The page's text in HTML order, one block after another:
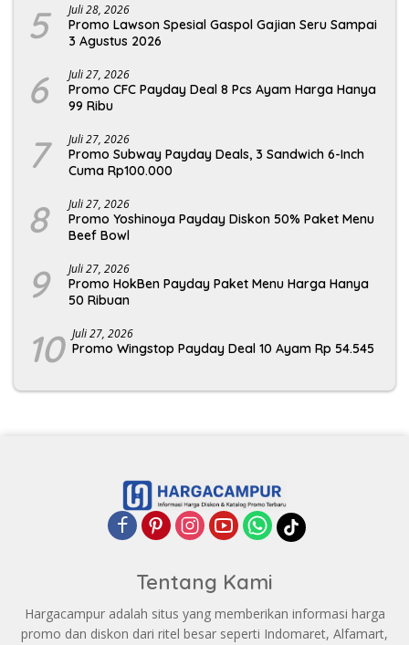
5 Juli 28, 2026
Promo Lawson Spesial Gaspol Gajian Seru Sampai
3 Agustus 2026
6 Juli 27, 2026
Promo CFC Payday Deal 8 Pcs Ayam Harga Hanya
99 Ribu
7 Juli 27, 2026
Promo Subway Payday Deals, 3 Sandwich 6-Inch
Cuma Rp100.000
8 Juli 27, 2026
Promo Yoshinoya Payday Diskon 50% Paket Menu
Beef Bowl
9 Juli 27, 2026
Promo HokBen Payday Paket Menu Harga Hanya
50 Ribuan
10 Juli 27, 2026
Promo Wingstop Payday Deal 10 Ayam Rp 54.545
Tentang Kami
Hargacampur adalah situs yang memberikan informasi harga
promo dan diskon dari ritel besar seperti Indomaret, Alfamart,